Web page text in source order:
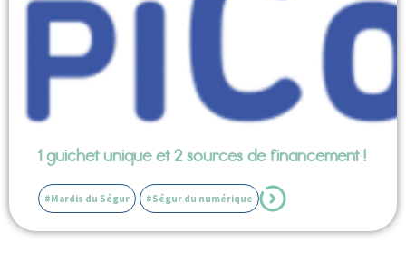
1 guichet unique et 2 sources de financement !
#Mardis du Ségur #Ségur du numérique